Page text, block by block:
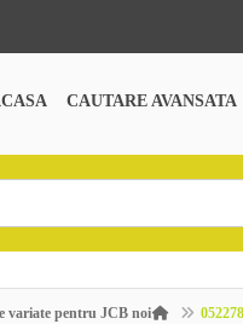
CAUTARE AVANSATA
variate pentru JCB noi